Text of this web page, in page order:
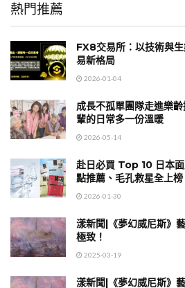
熱門推薦
FX8交易所：以技術與
易新格局
2026-01-04
成長不孤單團隊走進樂
輩的日常多一份溫暖
2026-05-14
赴日必買 Top 10 日本
點推薦、毛孔救星全上榜
2026-01-30
漾新聞|《夢幻威尼斯》
極致！
2025-03-19
漾新聞|《夢幻威尼斯》